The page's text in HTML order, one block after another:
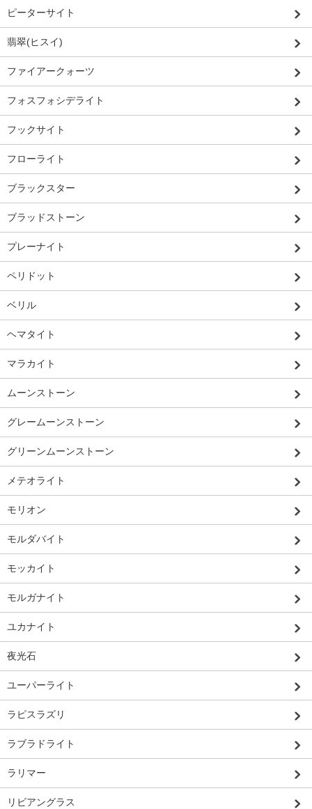
ピーターサイト
翡翠(ヒスイ)
ファイアークォーツ
フォスフォシデライト
フックサイト
フローライト
ブラックスター
ブラッドストーン
プレーナイト
ペリドット
ベリル
ヘマタイト
マラカイト
ムーンストーン
グレームーンストーン
グリーンムーンストーン
メテオライト
モリオン
モルダバイト
モッカイト
モルガナイト
ユカナイト
夜光石
ユーパーライト
ラピスラズリ
ラブラドライト
ラリマー
リビアングラス